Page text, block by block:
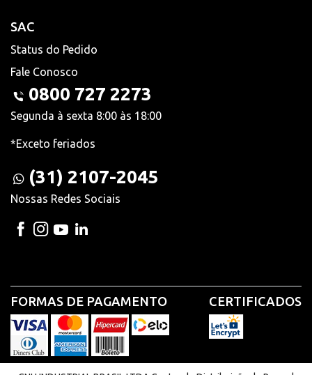
SAC
Status do Pedido
Fale Conosco
0800 727 2273
Segunda à sexta 8:00 às 18:00
*Exceto feriados
(31) 2107-2045
Nossas Redes Sociais
FORMAS DE PAGAMENTO CERTIFICADOS